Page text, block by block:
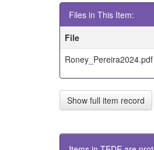
Files in This Item:
File
Roney_Pereira2024.pdf
Show full item record